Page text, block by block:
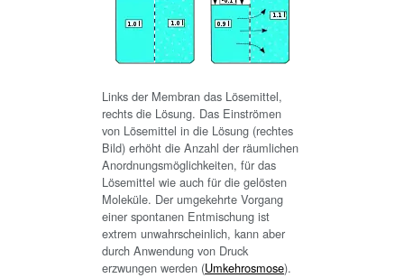
Links der Membran das Lösemittel,
rechts die Lösung. Das Einströmen
von Lösemittel in die Lösung (rechtes
Bild) erhöht die Anzahl der räumlichen
Anordnungsmöglichkeiten, für das
Lösemittel wie auch für die gelösten
Moleküle. Der umgekehrte Vorgang
einer spontanen Entmischung ist
extrem unwahrscheinlich, kann aber
durch Anwendung von Druck
erzwungen werden (Umkehrosmose).